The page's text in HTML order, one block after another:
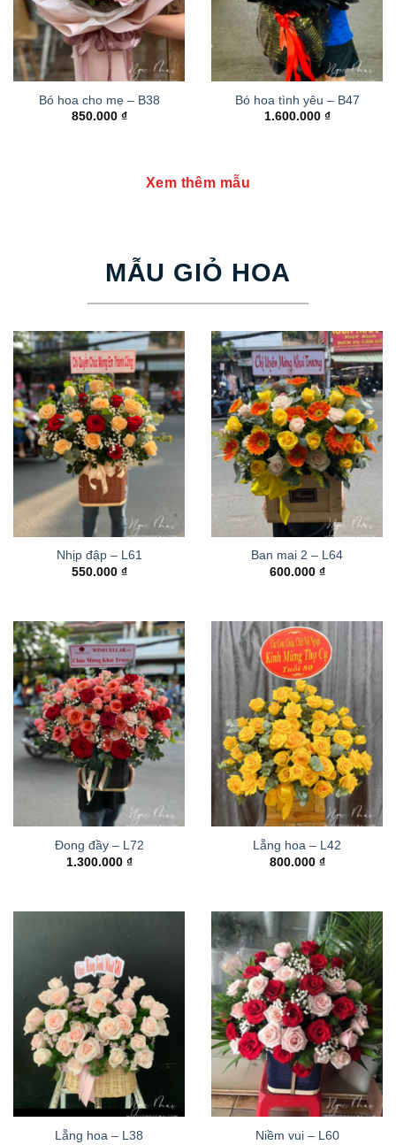
Bó hoa cho mẹ – B38
850.000 ₫
Bó hoa tình yêu – B47
1.600.000 ₫
Xem thêm mẫu
MẪU GIỎ HOA
Nhịp đập – L61
550.000 ₫
Ban mai 2 – L64
600.000 ₫
Đong đầy – L72
1.300.000 ₫
Lẵng hoa – L42
800.000 ₫
Lẵng hoa – L38 Niềm vui – L60